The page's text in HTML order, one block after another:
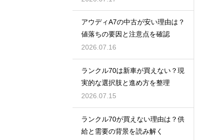
アウディA7の中古が安い理由は？
値落ちの要因と注意点を確認
2026.07.16
ランクル70は新車が買えない？現
実的な選択肢と進め方を整理
2026.07.15
ランクル70が買えない理由は？供
給と需要の背景を読み解く